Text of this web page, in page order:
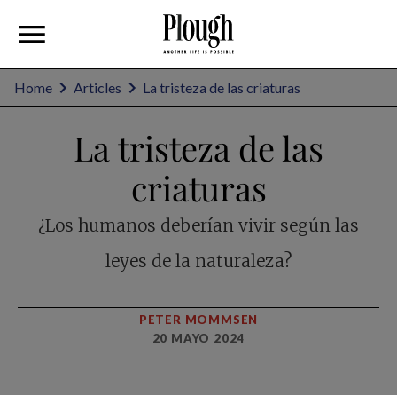
Home Articles La tristeza de las criaturas
La tristeza de las
criaturas
¿Los humanos deberían vivir según las
leyes de la naturaleza?
PETER MOMMSEN
20 MAYO 2024